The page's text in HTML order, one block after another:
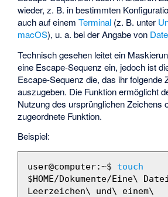
wieder, z. B. in bestimmten
auch auf einemTerminal (z. B. unter
macOS), u. a. bei der Angabe von
Technisch gesehen leitet ein
eine Escape-Sequenz ein, jedoch ist
Escape-Sequenz die, das ihr folgende
auszugeben. Die Funktion ermöglicht
Nutzung des ursprünglichen Zeichens
zugeordnete Funktion.
Beispiel:
user@computer:~$ touch
$HOME/Dokumente/Eine\
Leerzeichen\ und\ einem\